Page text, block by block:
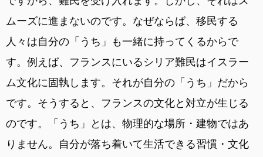
ムーズに進まないのです。なぜならば、移民する
人々は自分の「うち」も一緒に持ってくるからで
す。例えば、フランスにいるシリア難民はイスラー
ム文化に固執します。それが自分の「うち」だから
です。そうすると、フランスの文化と対立が生じる
のです。「うち」とは、物理的な場所・建物ではあ
りません。自分が落ち着いて生活できる習慣・文化